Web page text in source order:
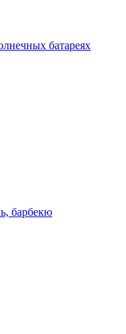
батареях
барбекю